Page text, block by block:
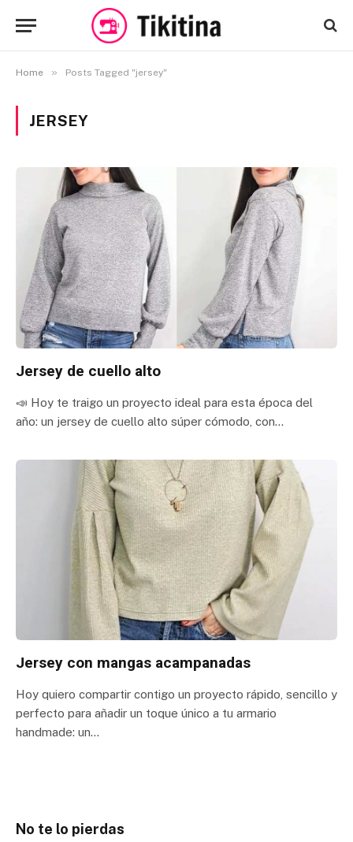
Home » Posts Tagged "jersey"
JERSEY
Jersey de cuello alto
📣 Hoy te traigo un proyecto ideal para esta época del
año: un jersey de cuello alto súper cómodo, con…
Jersey con mangas acampanadas
Hoy quiero compartir contigo un proyecto rápido, sencillo y
perfecto para añadir un toque único a tu armario
handmade: un…
No te lo pierdas